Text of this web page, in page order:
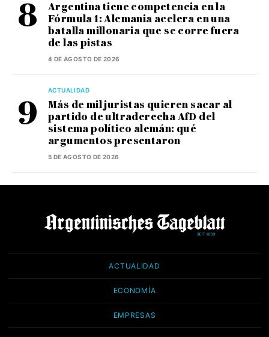
Argentina tiene competencia en la
Fórmula 1: Alemania acelera en una
batalla millonaria que se corre fuera
de las pistas
4 DE AGOSTO DE 2026
ACTUALIDAD
Más de mil juristas quieren sacar al
partido de ultraderecha AfD del
sistema político alemán: qué
argumentos presentaron
5 DE AGOSTO DE 2026
ACTUALIDAD
ECONOMÍA
EMPRESAS